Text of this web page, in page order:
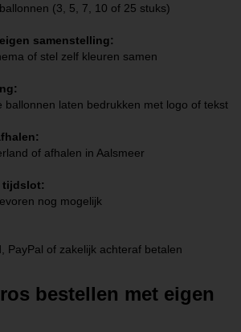
(3, 5, 7, 10 of 25 stuks)
samenstelling:
of stel zelf kleuren samen
ballonnen laten bedrukken met logo of tekst
of afhalen in Aalsmeer
tijdslot:
nog mogelijk
PayPal of zakelijk achteraf betalen
bestellen met eigen